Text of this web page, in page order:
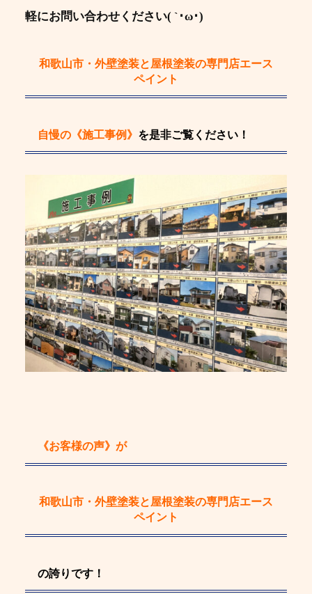
軽にお問い合わせください( `･ω･)
和歌山市・外壁塗装と屋根塗装の専門店エース
ペイント
自慢の《施工事例》 を是非ご覧ください！
《お客様の声》 が
和歌山市・外壁塗装と屋根塗装の専門店エース
ペイント
の誇りです！